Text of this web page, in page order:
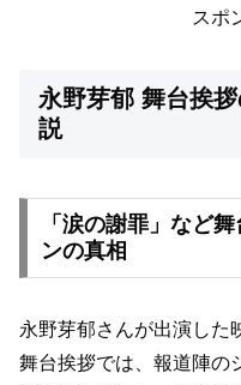
スポ
永野芽郁 舞台挨
説
「涙の謝罪」など
ンの真相
永野芽郁さんが出演した
舞台挨拶では、報道陣の